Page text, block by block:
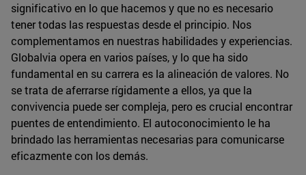
significativo en lo que hacemos y que no es necesario
tener todas las respuestas desde el principio. Nos
complementamos en nuestras habilidades y experiencias.
Globalvia opera en varios países, y lo que ha sido
fundamental en su carrera es la alineación de valores. No
se trata de aferrarse rígidamente a ellos, ya que la
convivencia puede ser compleja, pero es crucial encontrar
puentes de entendimiento. El autoconocimiento le ha
brindado las herramientas necesarias para comunicarse
eficazmente con los demás.